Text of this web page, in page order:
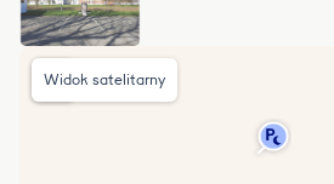
Widok satelitarny